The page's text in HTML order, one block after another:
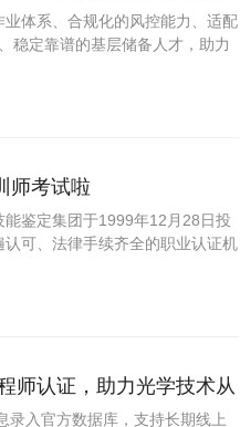
体系、合规化的风控能力、适配
稳定靠谱的基层储备人才，助力
师考试啦
鉴定集团于1999年12月28日投
可、法律手续齐全的职业认证机
师认证，助力光学技术从
录入官方数据库，支持长期线上